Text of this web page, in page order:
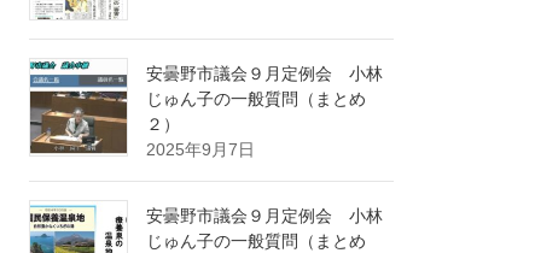
安曇野市議会９月定例会 小林
じゅん子の一般質問（まとめ
２）
2025年9月7日
安曇野市議会９月定例会 小林
じゅん子の一般質問（まとめ